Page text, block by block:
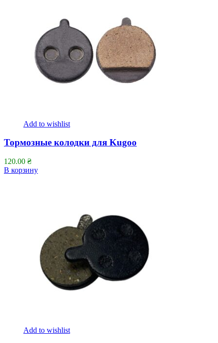
Add to wishlist
Тормозные колодки для Kugoo
120.00 ₴
В корзину
Add to wishlist